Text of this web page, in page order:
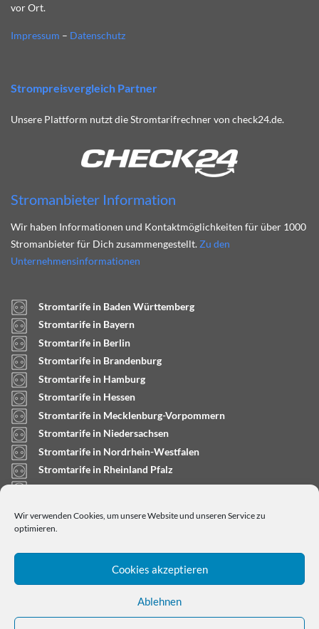
Wir verwenden Cookies, um unsere Website und unseren Service zu
optimieren.
Cookies akzeptieren
Ablehnen
vor Ort.
Impressum – Datenschutz
Strompreisvergleich Partner
Unsere Plattform nutzt die Stromtarifrechner von check24.de.
Stromanbieter Information
Wir haben Informationen und Kontaktmöglichkeiten für über 1000
Stromanbieter für Dich zusammengestellt. Zu den
Unternehmensinformationen
Stromtarife in Baden Württemberg
Stromtarife in Bayern
Stromtarife in Berlin
Stromtarife in Brandenburg
Stromtarife in Hamburg
Stromtarife in Hessen
Stromtarife in Mecklenburg-Vorpommern
Stromtarife in Niedersachsen
Stromtarife in Nordrhein-Westfalen
Stromtarife in Rheinland Pfalz
Stromtarife in Saarland
Stromtarife in Schleswig-Holstein